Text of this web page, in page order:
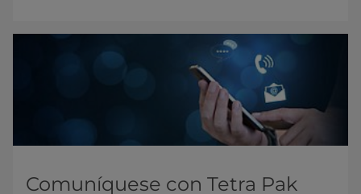
Comuníquese con Tetra Pak